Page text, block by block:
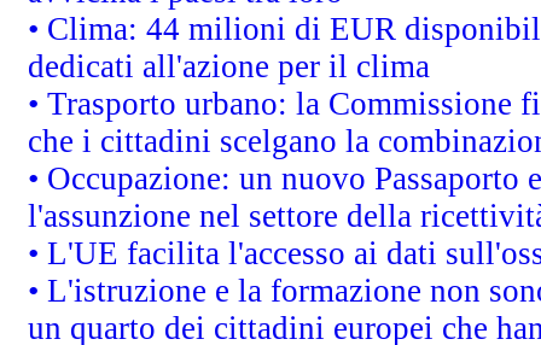
• Clima: 44 milioni di EUR
dedicati all'azione per il clima
• Trasporto urbano: la Commissione
che i cittadini scelgano la
• Occupazione: un nuovo Passaporto
l'assunzione nel settore della
• L'UE facilita l'accesso ai dati
• L'istruzione e la formazione non
un quarto dei cittadini europei che